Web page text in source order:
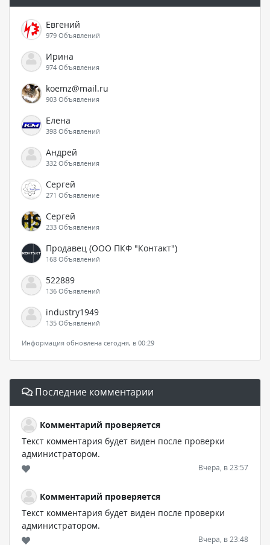
Евгений
979 Объявлений
Ирина
974 Объявления
koemz@mail.ru
903 Объявления
Елена
398 Объявлений
Андрей
332 Объявления
Сергей
271 Объявление
Сергей
233 Объявления
Продавец (ООО ПКФ "Контакт")
168 Объявлений
522889
136 Объявлений
industry1949
135 Объявлений
Информация обновлена сегодня, в 00:29
Последние комментарии
Комментарий проверяется
Текст комментария будет виден после проверки
администратором.
Вчера, в 23:57
Комментарий проверяется
Текст комментария будет виден после проверки
администратором.
Вчера, в 23:48